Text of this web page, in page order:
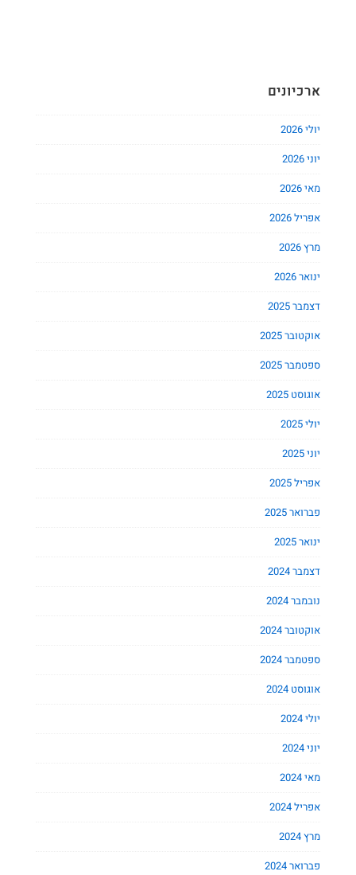
ארכיונים
יולי 2026
יוני 2026
מאי 2026
אפריל 2026
מרץ 2026
ינואר 2026
דצמבר 2025
אוקטובר 2025
ספטמבר 2025
אוגוסט 2025
יולי 2025
יוני 2025
אפריל 2025
פברואר 2025
ינואר 2025
דצמבר 2024
נובמבר 2024
אוקטובר 2024
ספטמבר 2024
אוגוסט 2024
יולי 2024
יוני 2024
מאי 2024
אפריל 2024
מרץ 2024
פברואר 2024